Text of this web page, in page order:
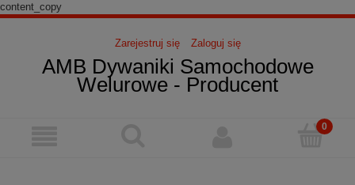
content_copy
Zarejestruj się Zaloguj się
AMB Dywaniki Samochodowe
Welurowe - Producent